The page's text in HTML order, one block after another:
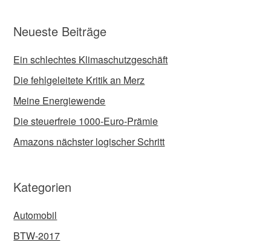
Neueste Beiträge
Ein schlechtes Klimaschutzgeschäft
Die fehlgeleitete Kritik an Merz
Meine Energiewende
Die steuerfreie 1000-Euro-Prämie
Amazons nächster logischer Schritt
Kategorien
Automobil
BTW-2017